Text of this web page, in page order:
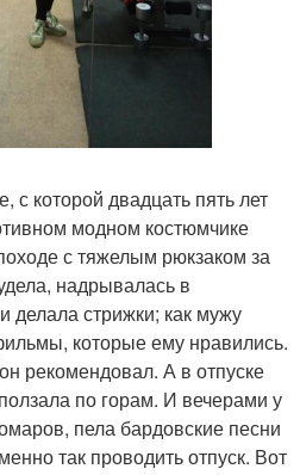
с которой двадцать пять лет
модном костюмчике
с тяжелым рюкзаком за
надрывалась в
делала стрижки; как мужу
которые ему нравились.
рекомендовал. А в отпуске
по горам. И вечерами у
пела бардовские песни
так проводить отпуск. Вот